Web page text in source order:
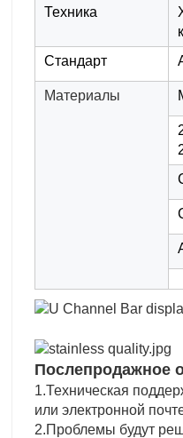
Техника
Стандарт
Материалы
Послепродажное
1.Техническая
или электронной
2.Проблемы будут